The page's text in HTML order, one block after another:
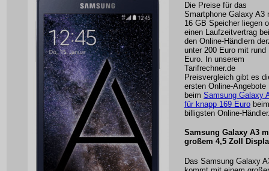
Die Preise für das
Smartphone Galaxy A3
16 GB Speicher liegen
einen Laufzeitvertrag bei
den Online-Händlern
unter 200 Euro mit rund
Euro. In unserem
Tarifrechner.de
Preisvergleich gibt es
ersten Online-Angebote
beim Samsung Galaxy
für knapp 169 Euro beim
billigsten Online-
Samsung Galaxy A3
großem 4,5 Zoll
Das Samsung Galaxy